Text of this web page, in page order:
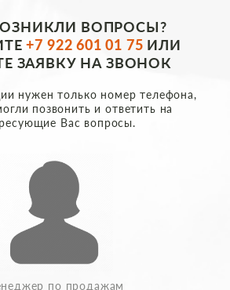
ВОПРОСЫ?
+7 922 601 01 75 ИЛИ
ЗАЯВКУ НА ЗВОНОК
нужен только номер телефона,
позвонить и ответить на
Вас вопросы.
по продажам